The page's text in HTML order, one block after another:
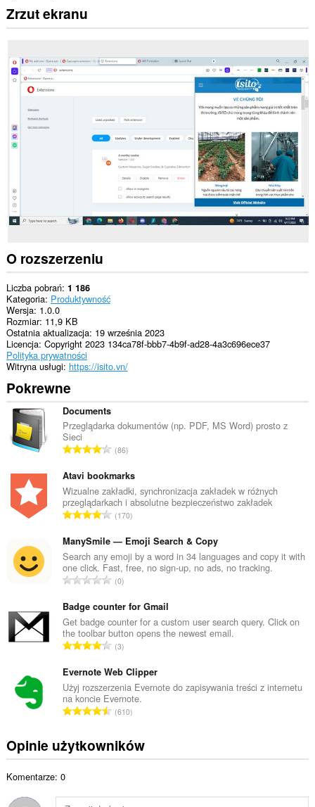
Zrzut ekranu
O rozszerzeniu
Liczba pobrań 1 186
Kategoria Produktywność
Wersja 1.0.0
Rozmiar 11,9 KB
Ostatnia aktualizacja 19 września 2023
Licencja Copyright 2023 134ca78f-bbb7-4b9f-ad28-4a3c696ece37
Polityka prywatności
Witryna usługi https://isito.vn/
Pokrewne
Documents
Przeglądarka dokumentów (np. PDF, MS Word) prosto z
Sieci
C
ł
k
o
w
t
a
l
c
z
b
a
c
e
n
:
86
Atavi bookmarks
Wizualne zakładki, synchronizacja zakładek w różnych
przeglądarkach i absolutne bezpieczeństwo zakładek
C
ł
k
o
w
t
a
l
c
z
b
a
c
e
170
ManySmile — Emoji Search & Copy
Search any emoji by a word in 34 languages and copy it with
one click. Fast, free, no sign-up, no ads, no tracking.
C
ł
k
o
w
t
a
l
z
b
0
Badge counter for Gmail
Get badge counter for a custom user search query. Click on
the toolbar button opens the newest email.
C
ł
k
o
w
t
a
c
3
Evernote Web Clipper
Użyj rozszerzenia Evernote do zapisywania treści z internetu
na koncie Evernote.
C
k
i
610
Opinie użytkowników
Komentarze: 0